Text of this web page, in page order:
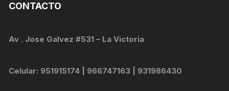
CONTACTO
Av . Jose Galvez #531 – La Victoria
Celular: 951915174 | 966747163 | 931986430